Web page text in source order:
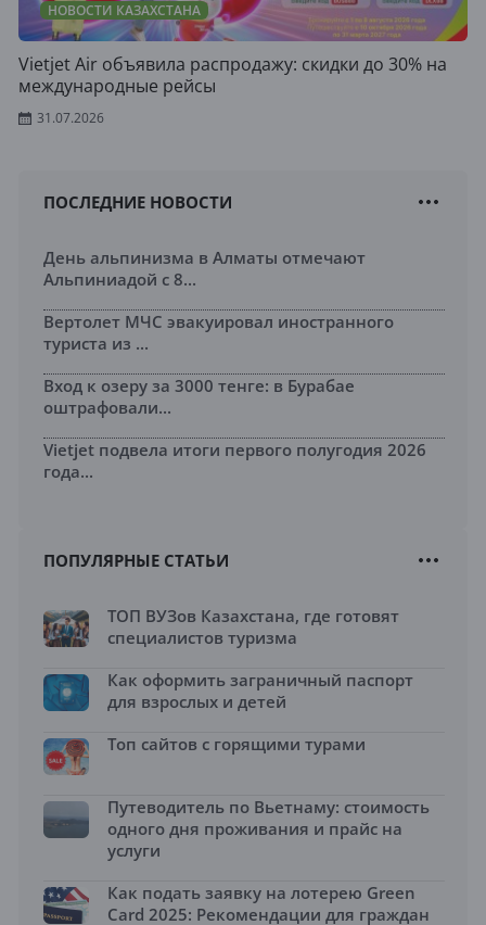
НОВОСТИ КАЗАХСТАНА
Vietjet Air объявила распродажу: скидки до 30% на
международные рейсы
31.07.2026
ПОСЛЕДНИЕ НОВОСТИ
День альпинизма в Алматы отмечают
Альпиниадой с 8...
Вертолет МЧС эвакуировал иностранного
туриста из ...
Вход к озеру за 3000 тенге: в Бурабае
оштрафовали...
Vietjet подвела итоги первого полугодия 2026
года...
ПОПУЛЯРНЫЕ СТАТЬИ
ТОП ВУЗов Казахстана, где готовят
специалистов туризма
Как оформить заграничный паспорт
для взрослых и детей
Топ сайтов с горящими турами
Путеводитель по Вьетнаму: стоимость
одного дня проживания и прайс на
услуги
Как подать заявку на лотерею Green
Card 2025: Рекомендации для граждан